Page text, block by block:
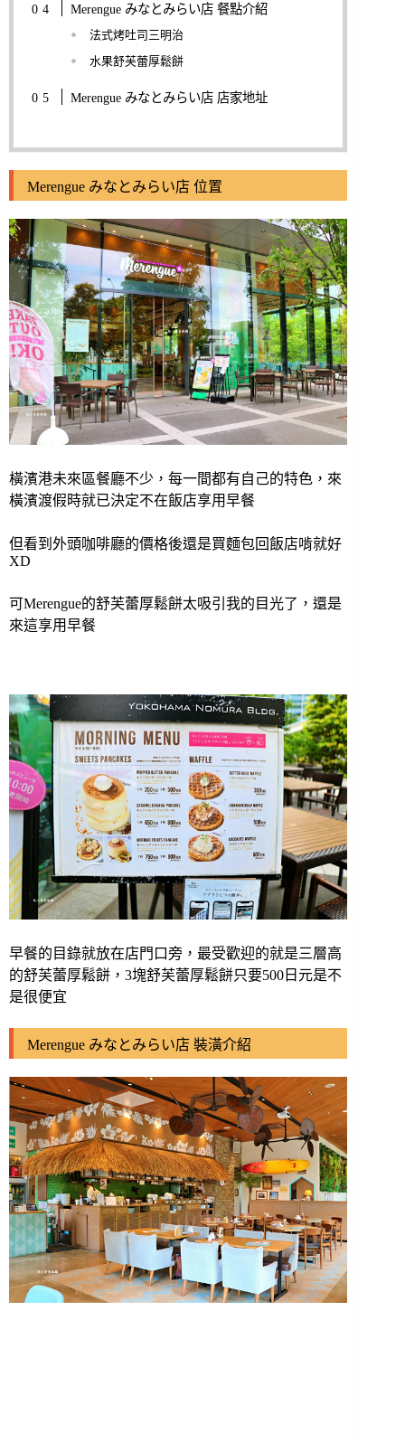
Merengue みなとみらい店 餐點介紹
法式烤吐司三明治
水果舒芙蕾厚鬆餅
Merengue みなとみらい店 店家地址
Merengue みなとみらい店 位置
橫濱港未來區餐廳不少，每一間都有自己的特色，來
橫濱渡假時就已決定不在飯店享用早餐
但看到外頭咖啡廳的價格後還是買麵包回飯店啃就好
XD
可Merengue的舒芙蕾厚鬆餅太吸引我的目光了， 還是
來這享用早餐
早餐的目錄就放在店門口旁，最受歡迎的就是三層高
的舒芙蕾厚鬆餅，3塊舒芙蕾厚鬆餅只要500日元是不
是很便宜
Merengue みなとみらい店 裝潢介紹